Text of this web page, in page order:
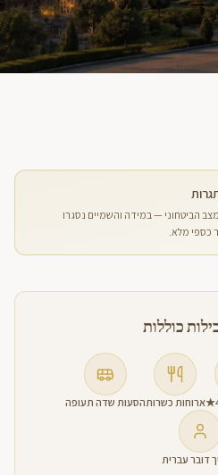
הביטחוני — במידה והשמיים נסגרו
כספי מלא.
כוללות
ארוחות כשרותהסעות שדה תעופה
דובר עברית